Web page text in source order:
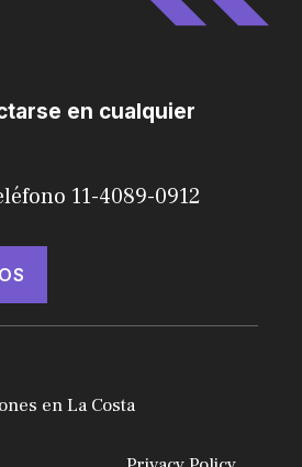
en cualquier
11-4089-0912
en La Costa